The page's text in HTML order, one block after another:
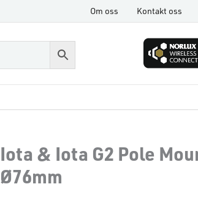
Om oss Kontakt oss
Iota & Iota G2 Pole
Ø76mm